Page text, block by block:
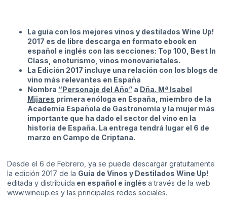
La guía con los mejores vinos y destilados Wine Up!
2017 es de libre descarga en formato ebook en
español e inglés con las secciones: Top 100, Best In
Class, enoturismo, vinos monovarietales.
La Edición 2017 incluye una relación con los blogs de
vino más relevantes en España
Nombra “Personaje del Año” a Dña. Mª Isabel
Mijares primera enóloga en España, miembro de la
Academia Española de Gastronomía y la mujer más
importante que ha dado el sector del vino en la
historia de España. La entrega tendrá lugar el 6 de
marzo en Campo de Criptana.
Desde el 6 de Febrero, ya se puede descargar gratuitamente
la edición 2017 de la Guía de Vinos y Destilados Wine Up!
editada y distribuida en español e inglés a través de la web
www.wineup.es y las principales redes sociales.